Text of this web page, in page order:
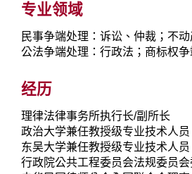
专业领域
民事争端处理：诉讼、仲裁；不
公法争端处理：行政法；商标权争
经历
理律法律事务所执行长/副所长
政治大学兼任教授级专业技术人员
东吴大学兼任教授级专业技术人员
行政院公共工程委员会法规委员会